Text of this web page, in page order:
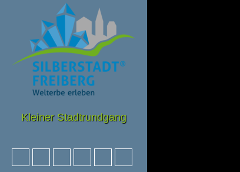
Kleiner Stadtrundgang